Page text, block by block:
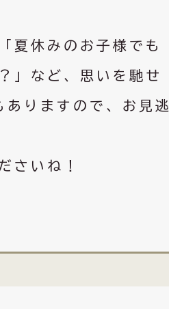
夏休みのお子様でも
」など、思いを馳せ
りますので、お見逃
さいね！